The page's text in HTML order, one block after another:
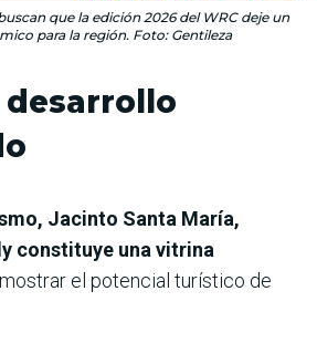
que la edición 2026 del WRC deje un
para la región. Foto: Gentileza
Jacinto Santa María,
constituye una vitrina
el potencial turístico de